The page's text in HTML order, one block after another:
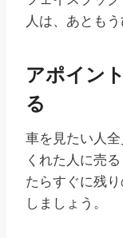
人は、あともう
アポイン
る
車を見たい人
くれた人に売
たらすぐに残
しましょう。